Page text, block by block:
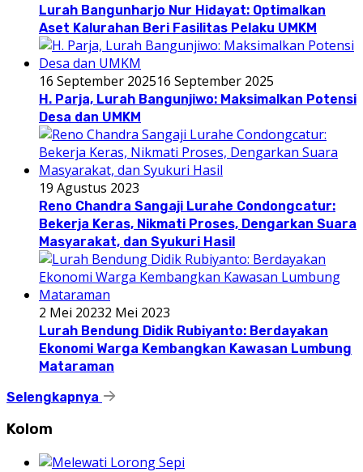
Lurah Bangunharjo Nur Hidayat: Optimalkan
Aset Kalurahan Beri Fasilitas Pelaku UMKM
16 September 202516 September 2025
H. Parja, Lurah Bangunjiwo: Maksimalkan Potensi
Desa dan UMKM
19 Agustus 2023
Reno Chandra Sangaji Lurahe Condongcatur:
Bekerja Keras, Nikmati Proses, Dengarkan Suara
Masyarakat, dan Syukuri Hasil
2 Mei 20232 Mei 2023
Lurah Bendung Didik Rubiyanto: Berdayakan
Ekonomi Warga Kembangkan Kawasan Lumbung
Mataraman
Selengkapnya
Kolom